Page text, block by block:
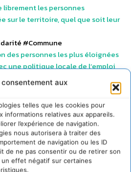
consentement aux
telles que les cookies pour
informations relatives aux appareils.
l’expérience de navigation.
nous autorisera à traiter des
de navigation ou les ID
de ne pas consentir ou de retirer son
effet négatif sur certaines
les personnes
sur le territoire, quel que soit leur
#Commune
des personnes les plus éloignées
une politique locale de l’emploi
écologique du territoire et à
les dispositifs de
citoyenne, de co-construction
groupements.
#Commune
extra-municipale du temps